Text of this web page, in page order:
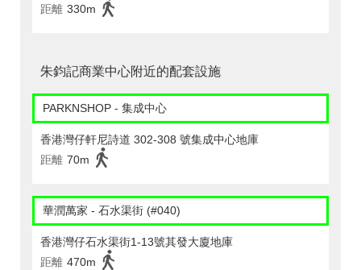
距離 330m
朱鈞記商業中心附近的配套設施
PARKNSHOP - 集成中心
香港灣仔軒尼詩道 302-308 號集成中心地庫
距離 70m
華潤萬家 - 石水渠街 (#040)
香港灣仔石水渠街1-13號其發大廈地庫
距離 470m